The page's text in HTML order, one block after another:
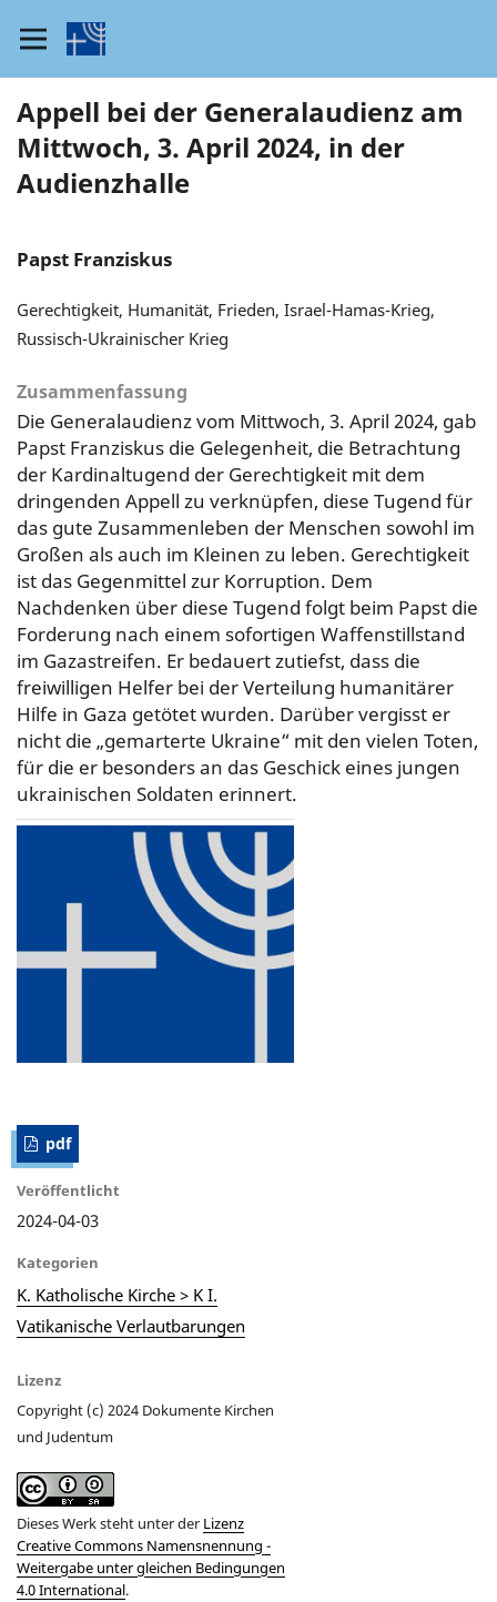
Appell bei der Generalaudienz am
Mittwoch, 3. April 2024, in der
Audienzhalle
Papst Franziskus
Gerechtigkeit, Humanität, Frieden, Israel-Hamas-Krieg,
Russisch-Ukrainischer Krieg
Zusammenfassung
Die Generalaudienz vom Mittwoch, 3. April 2024, gab
Papst Franziskus die Gelegenheit, die Betrachtung
der Kardinaltugend der Gerechtigkeit mit dem
dringenden Appell zu verknüpfen, diese Tugend für
das gute Zusammenleben der Menschen sowohl im
Großen als auch im Kleinen zu leben. Gerechtigkeit
ist das Gegenmittel zur Korruption. Dem
Nachdenken über diese Tugend folgt beim Papst die
Forderung nach einem sofortigen Waffenstillstand
im Gazastreifen. Er bedauert zutiefst, dass die
freiwilligen Helfer bei der Verteilung humanitärer
Hilfe in Gaza getötet wurden. Darüber vergisst er
nicht die „gemarterte Ukraine“ mit den vielen Toten,
für die er besonders an das Geschick eines jungen
ukrainischen Soldaten erinnert.
pdf
Veröffentlicht
2024-04-03
Kategorien
K. Katholische Kirche > K I.
Vatikanische Verlautbarungen
Lizenz
Copyright (c) 2024 Dokumente Kirchen
und Judentum
Dieses Werk steht unter der Lizenz
Creative Commons Namensnennung -
Weitergabe unter gleichen Bedingungen
4.0 International.